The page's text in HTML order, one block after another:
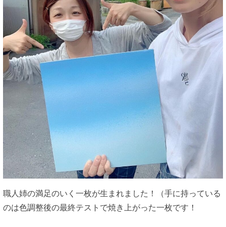
職人姉の満足のいく一枚が生まれました！（手に持っている
のは色調整後の最終テストで焼き上がった一枚です！